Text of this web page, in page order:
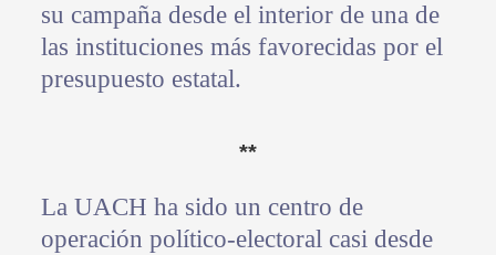
su campaña desde el interior de una de
las instituciones más favorecidas por el
presupuesto estatal.
**
La UACH ha sido un centro de
operación político-electoral casi desde